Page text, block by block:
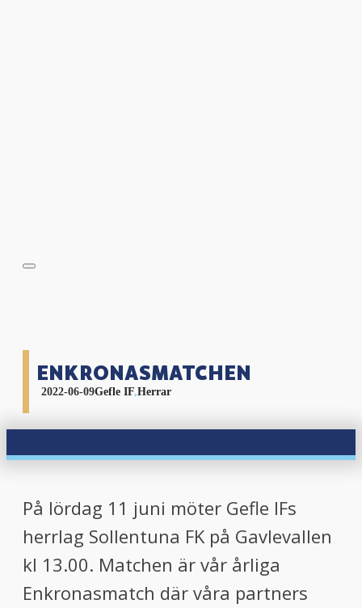
ENKRONASMATCHEN
2022-06-09Gefle IF,Herrar
På lördag 11 juni möter Gefle IFs
herrlag Sollentuna FK på Gavlevallen
kl 13.00. Matchen är vår årliga
Enkronasmatch där våra partners